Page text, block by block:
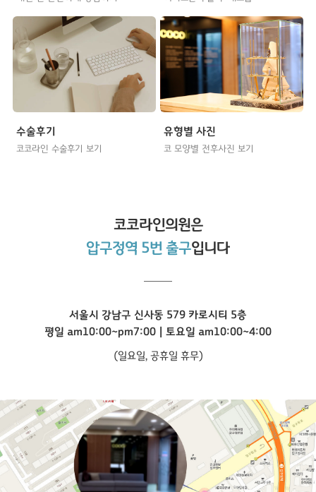
수술후기
코코라인 수술후기 보기
유형별 사진
코 모양별 전후사진 보기
코코라인의원은
압구정역 5번 출구입니다
서울시 강남구 신사동 579 카로시티 5층
평일 am10:00~pm7:00 | 토요일 am10:00~4:00
(일요일, 공휴일 휴무)